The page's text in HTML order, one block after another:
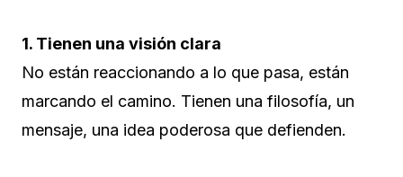
1. Tienen una visión clara
No están reaccionando a lo que pasa, están
marcando el camino. Tienen una filosofía, un
mensaje, una idea poderosa que defienden.